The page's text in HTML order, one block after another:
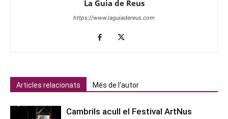
La Guia de Reus
https://www.laguiadereus.com
Articles relacionats Més de l'autor
Cambrils acull el Festival ArtNus